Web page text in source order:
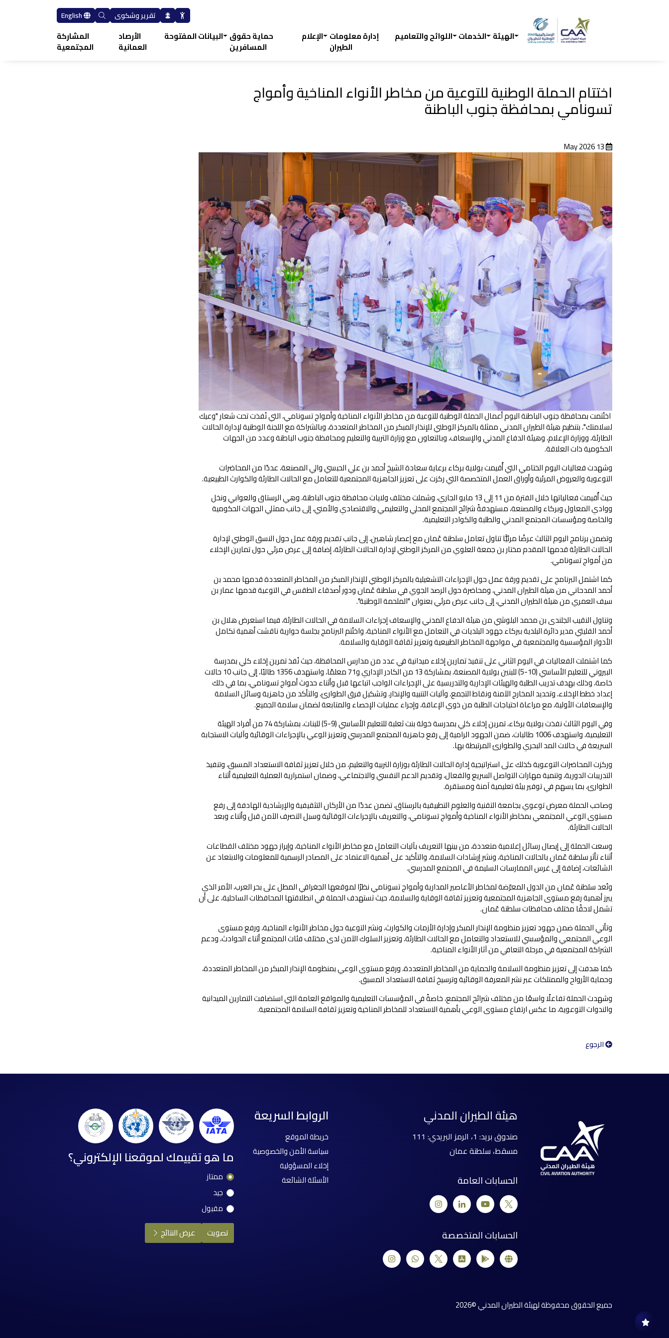
تقرير وشكوى
المشاركة
المجتمعية
الأرصاد
العمانية
البيانات المفتوحة حماية حقوق
المسافرين
الإعلام إدارة معلومات
الطيران
اللوائح والتعاميم الخدمات الهيئة
اختتام الحملة الوطنية للتوعية من مخاطر الأنواء المناخية وأمواج
تسونامي بمحافظة جنوب الباطنة
اختُتمت بمحافظة جنوب الباطنة اليوم أعمال الحملة الوطنية للتوعية من مخاطر الأنواء المناخية وأمواج تسونامي، التي نُفذت تحت شعار "وعيك
لسلامتك"، بتنظيم هيئة الطيران المدني ممثلة بالمركز الوطني للإنذار المبكر من المخاطر المتعددة، وبالشراكة مع اللجنة الوطنية لإدارة الحالات
الطارئة، ووزارة الإعلام، وهيئة الدفاع المدني والإسعاف، وبالتعاون مع وزارة التربية والتعليم ومحافظة جنوب الباطنة وعدد من الجهات
الحكومية ذات العلاقة.
وشهدت فعاليات اليوم الختامي التي أُقيمت بولاية بركاء برعاية سعادة الشيخ أحمد بن علي الحبسي والي المصنعة، عددًا من المحاضرات
التوعوية والعروض المرئية وأوراق العمل المتخصصة التي ركزت على تعزيز الجاهزية المجتمعية للتعامل مع الحالات الطارئة والكوارث الطبيعية.
حيث أُقيمت فعالياتها خلال الفترة من 11 إلى 13 مايو الجاري، وشملت مختلف ولايات محافظة جنوب الباطنة، وهي الرستاق والعوابي ونخل
ووادي المعاول وبركاء والمصنعة، مستهدفةً شرائح المجتمع المحلي والتعليمي والاقتصادي والأمني، إلى جانب ممثلي الجهات الحكومية
والخاصة ومؤسسات المجتمع المدني والطلبة والكوادر التعليمية.
وتضمن برنامج اليوم الثالث عرضًا مرئيًّا تناول تعامل سلطنة عُمان مع إعصار شاهين، إلى جانب تقديم ورقة عمل حول النسق الوطني لإدارة
الحالات الطارئة قدمها المقدم مختار بن جمعة العلوي من المركز الوطني لإدارة الحالات الطارئة، إضافة إلى عرض مرئي حول تمارين الإخلاء
من أمواج تسونامي.
كما اشتمل البرنامج على تقديم ورقة عمل حول الإجراءات التشغيلية بالمركز الوطني للإنذار المبكر من المخاطر المتعددة قدمها محمد بن
أحمد المدحاني من هيئة الطيران المدني، ومحاضرة حول الرصد الجوي في سلطنة عُمان ودور أصدقاء الطقس في التوعية قدمها عمار بن
سيف العمري من هيئة الطيران المدني، إلى جانب عرض مرئي بعنوان "الملحمة الوطنية".
وتناول النقيب الجلندى بن محمد البلوشي من هيئة الدفاع المدني والإسعاف إجراءات السلامة في الحالات الطارئة، فيما استعرض هلال بن
أحمد الفليتي مدير دائرة البلدية ببركاء جهود البلديات في التعامل مع الأنواء المناخية، واختُتم البرنامج بجلسة حوارية ناقشت أهمية تكامل
الأدوار المؤسسية والمجتمعية في مواجهة المخاطر الطبيعية وتعزيز ثقافة الوقاية والسلامة.
كما اشتملت الفعاليات في اليوم الثاني على تنفيذ تمارين إخلاء ميدانية في عدد من مدارس المحافظة، حيث نُفذ تمرين إخلاء كلي بمدرسة
البيروني للتعليم الأساسي (10-5) للبنين بولاية المصنعة، بمشاركة 13 من الكادر الإداري و71 معلمًا، واستهدف 1356 طالبًا، إلى جانب 10 حالات
خاصة، وذلك بهدف تدريب الطلبة والهيئات الإدارية والتدريسية على الإجراءات الواجب اتباعها قبل وأثناء حدوث أمواج تسونامي، بما في ذلك
إعداد خطط الإخلاء، وتحديد المخارج الآمنة ونقاط التجمع، وآليات التنبيه والإنذار، وتشكيل فرق الطوارئ، والتأكد من جاهزية وسائل السلامة
والإسعافات الأولية، مع مراعاة احتياجات الطلبة من ذوي الإعاقة، وإجراء عمليات الإحصاء والمتابعة لضمان سلامة الجميع.
وفي اليوم الثالث نفذت بولاية بركاء، تمرين إخلاء كلي بمدرسة خولة بنت ثعلبة للتعليم الأساسي (9-5) للبنات، بمشاركة 74 من أفراد الهيئة
التعليمية، واستهدف 1006 طالبات، ضمن الجهود الرامية إلى رفع جاهزية المجتمع المدرسي وتعزيز الوعي بالإجراءات الوقائية وآليات الاستجابة
السريعة في حالات المد البحري والطوارئ المرتبطة بها.
وركزت المحاضرات التوعوية كذلك على استراتيجية إدارة الحالات الطارئة بوزارة التربية والتعليم، من خلال تعزيز ثقافة الاستعداد المسبق، وتنفيذ
التدريبات الدورية، وتنمية مهارات التواصل السريع والفعال، وتقديم الدعم النفسي والاجتماعي، وضمان استمرارية العملية التعليمية أثناء
الطوارئ، بما يسهم في توفير بيئة تعليمية آمنة ومستقرة.
وصاحب الحملة معرض توعوي بجامعة التقنية والعلوم التطبيقية بالرستاق، تضمن عددًا من الأركان التثقيفية والإرشادية الهادفة إلى رفع
مستوى الوعي المجتمعي بمخاطر الأنواء المناخية وأمواج تسونامي، والتعريف بالإجراءات الوقائية وسبل التصرف الآمن قبل وأثناء وبعد
الحالات الطارئة.
وسعت الحملة إلى إيصال رسائل إعلامية متعددة، من بينها التعريف بآليات التعامل مع مخاطر الأنواء المناخية، وإبراز جهود مختلف القطاعات
أثناء تأثر سلطنة عُمان بالحالات المناخية، ونشر إرشادات السلامة، والتأكيد على أهمية الاعتماد على المصادر الرسمية للمعلومات والابتعاد عن
الشائعات، إضافة إلى غرس الممارسات السليمة في المجتمع المدرسي.
وتُعد سلطنة عُمان من الدول المعرّضة لمخاطر الأعاصير المدارية وأمواج تسونامي نظرًا لموقعها الجغرافي المطل على بحر العرب، الأمر الذي
يبرز أهمية رفع مستوى الجاهزية المجتمعية وتعزيز ثقافة الوقاية والسلامة، حيث تستهدف الحملة في انطلاقتها المحافظات الساحلية، على أن
تشمل لاحقًا مختلف محافظات سلطنة عُمان.
وتأتي الحملة ضمن جهود تعزيز منظومة الإنذار المبكر وإدارة الأزمات والكوارث، ونشر التوعية حول مخاطر الأنواء المناخية، ورفع مستوى
الوعي المجتمعي والمؤسسي للاستعداد والتعامل مع الحالات الطارئة، وتعزيز السلوك الآمن لدى مختلف فئات المجتمع أثناء الحوادث، ودعم
الشراكة المجتمعية في مرحلة التعافي من آثار الأنواء المناخية.
كما هدفت إلى تعزيز منظومة السلامة والحماية من المخاطر المتعددة، ورفع مستوى الوعي بمنظومة الإنذار المبكر من المخاطر المتعددة،
وحماية الأرواح والممتلكات عبر نشر المعرفة الوقائية وترسيخ ثقافة الاستعداد المسبق.
وشهدت الحملة تفاعلًا واسعًا من مختلف شرائح المجتمع، خاصةً في المؤسسات التعليمية والمواقع العامة التي استضافت التمارين الميدانية
والندوات التوعوية، ما عكس ارتفاع مستوى الوعي بأهمية الاستعداد للمخاطر المناخية وتعزيز ثقافة السلامة المجتمعية.
الرجوع
هيئة الطيران المدني
صندوق بريد: 1، الرمز البريدي: 111
مسقط، سلطنة عمان
الحسابات العامة
الحسابات المتخصصة
الروابط السريعة
خريطة الموقع
سياسة الأمن والخصوصية
إخلاء المسؤولية
الأسئلة الشائعة
ما هو تقييمك لموقعنا الإلكتروني؟
ممتاز
جيد
مقبول
عرض النتائج
جميع الحقوق محفوظة لهيئة الطيران المدني ©2026